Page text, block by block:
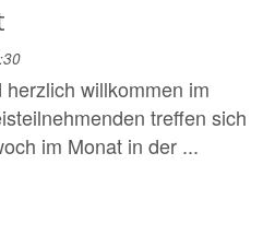
willkommen im
treffen sich
im Monat in der ...